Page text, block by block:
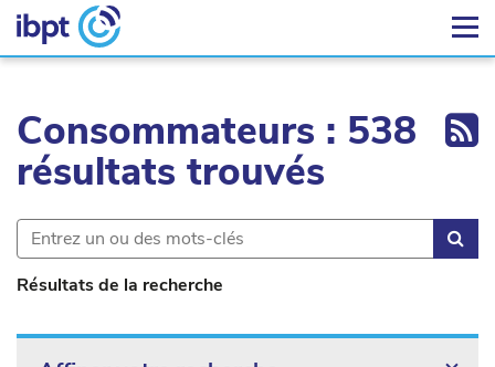
Consommateurs : 538
résultats trouvés
Résultats de la recherche